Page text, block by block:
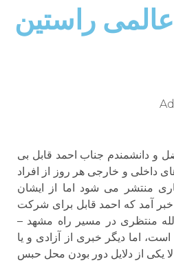
عالمی راستین
و دانشمندم جناب احمد قابل بی
داخلی و خارجی هر روز از افراد
منتشر می شود اما از ایشان
آمد که احمد قابل برای شرکت
منتظری در مسیر راه مشهد –
اما دیگر خبری از آزادی و یا
یکی از دلایل دور بودن محل حبس